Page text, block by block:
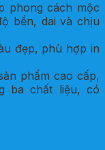
phong cách mộc
bền, dai và chịu
đẹp, phù hợp in
phẩm cao cấp,
ba chất liệu, có